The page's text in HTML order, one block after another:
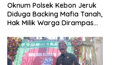
Oknum Polsek Kebon Jeruk
Diduga Backing Mafia Tanah,
Hak Milik Warga Dirampas